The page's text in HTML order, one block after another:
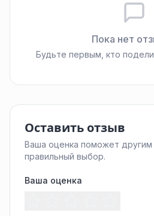
Пока нет
Будьте первым, кто
Оставить отзыв
Ваша оценка поможет
правильный выбор.
Ваша оценка